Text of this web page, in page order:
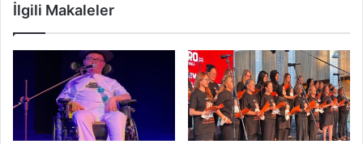
İlgili Makaleler